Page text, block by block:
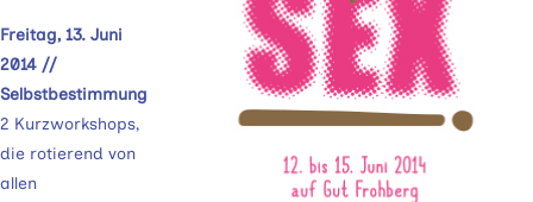
Freitag, 13. Juni
2014 //
Selbstbestimmung
2 Kurzworkshops,
die rotierend von
allen